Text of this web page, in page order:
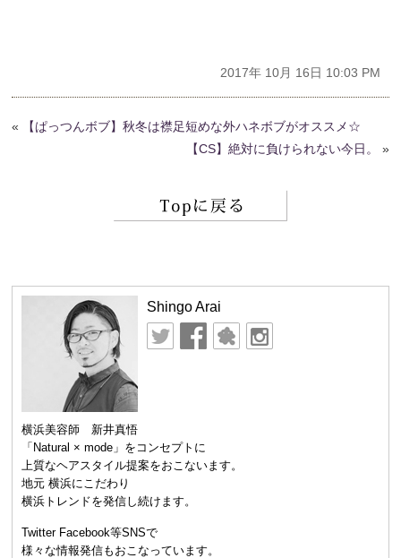
2017年 10月 16日 10:03 PM
«
【ぱっつんボブ】秋冬は襟足短めな外ハネボブがオススメ☆
【CS】絶対に負けられない今日。
»
Shingo Arai
横浜美容師 新井真悟
「Natural × mode」をコンセプトに
上質なヘアスタイル提案をおこないます。
地元 横浜にこだわり
横浜トレンドを発信し続けます。
Twitter Facebook等SNSで
様々な情報発信もおこなっています。